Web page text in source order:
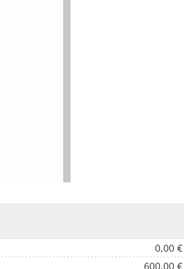
0,00 €
600,00 €